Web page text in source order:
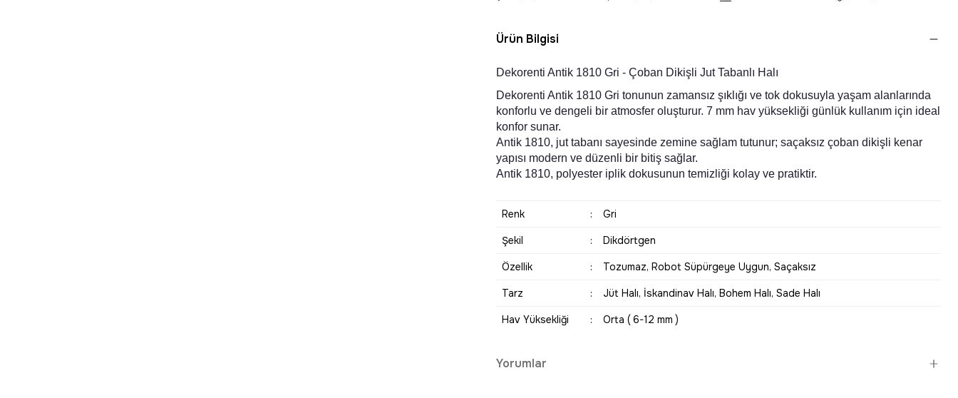
Ürün Bilgisi
Dekorenti Antik 1810 Gri - Çoban Dikişli Jut Tabanlı Halı
Dekorenti Antik 1810 Gri tonunun zamansız şıklığı ve tok dokusuyla yaşam alanlarında
konforlu ve dengeli bir atmosfer oluşturur. 7 mm hav yüksekliği günlük kullanım için ideal
konfor sunar.
Antik 1810, jut tabanı sayesinde zemine sağlam tutunur; saçaksız çoban dikişli kenar
yapısı modern ve düzenli bir bitiş sağlar.
Antik 1810, polyester iplik dokusunun temizliği kolay ve pratiktir.
Renk : Gri
Şekil : Dikdörtgen
Özellik : Tozumaz, Robot Süpürgeye Uygun, Saçaksız
Tarz : Jüt Halı, İskandinav Halı, Bohem Halı, Sade Halı
Hav Yüksekliği : Orta ( 6-12 mm )
Yorumlar